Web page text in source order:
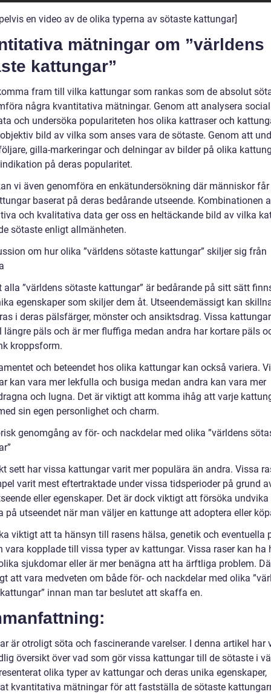
en video av de olika typerna av sötaste kattungar]
mätningar om ”världens
kattungar”
fram till vilka kattungar som rankas som de absolut
några kvantitativa mätningar. Genom att analysera
och undersöka populariteten hos olika kattraser och
bild av vilka som anses vara de sötaste. Genom att
gilla-markeringar och delningar av bilder på olika
på deras popularitet.
vi även genomföra en enkätundersökning där människor
baserat på deras bedårande utseende. Kombinationen
och kvalitativa data ger oss en heltäckande bild av vilka
sötaste enligt allmänheten.
om hur olika ”världens sötaste kattungar” skiljer sig från
alla ”världens sötaste kattungar” är bedårande på sitt sätt
egenskaper som skiljer dem åt. Utseendemässigt kan
i deras pälsfärger, mönster och ansiktsdrag. Vissa
längre päls och är mer fluffiga medan andra har kortare päls
kroppsform.
och beteendet hos olika kattungar kan också variera.
kan vara mer lekfulla och busiga medan andra kan vara mer
och lugna. Det är viktigt att komma ihåg att varje
sin egen personlighet och charm.
genomgång av för- och nackdelar med olika ”världens
sett har vissa kattungar varit mer populära än andra. Vissa
varit mest eftertraktade under vissa tidsperioder på grund
eller egenskaper. Det är dock viktigt att försöka
på utseendet när man väljer en kattunge att adoptera eller
viktigt att ta hänsyn till rasens hälsa, genetik och eventuella
vara kopplade till vissa typer av kattungar. Vissa raser kan ha
sjukdomar eller är mer benägna att ha ärftliga problem.
att vara medveten om både för- och nackdelar med olika
innan man tar beslutet att skaffa en.
är otroligt söta och fascinerande varelser. I denna artikel har
översikt över vad som gör vissa kattungar till de sötaste i
olika typer av kattungar och deras unika egenskaper,
kvantitativa mätningar för att fastställa de sötaste